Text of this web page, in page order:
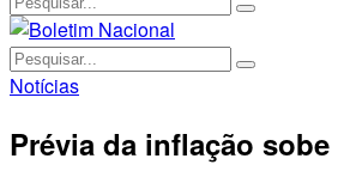
Notícias
Prévia da inflação